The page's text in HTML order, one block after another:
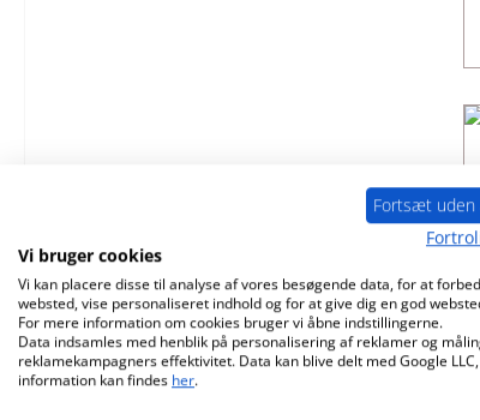
Fortsæt uden
Vi bruger cookies
Vi kan placere disse til analyse af vores besøgende data, for at
websted, vise personaliseret indhold og for at give dig en god
For mere information om cookies bruger vi åbne indstillingerne.
Data indsamles med henblik på personalisering af reklamer og
reklamekampagners effektivitet. Data kan blive delt med Google
information kan findes her.